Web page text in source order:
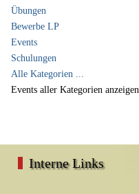
Übungen
Bewerbe LP
Events
Schulungen
Alle Kategorien ...
Events aller Kategorien anzeigen
Interne Links